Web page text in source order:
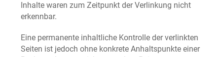
Inhalte waren zum Zeitpunkt der Verlinkung nicht
erkennbar.
Eine permanente inhaltliche Kontrolle der verlinkten
Seiten ist jedoch ohne konkrete Anhaltspunkte einer